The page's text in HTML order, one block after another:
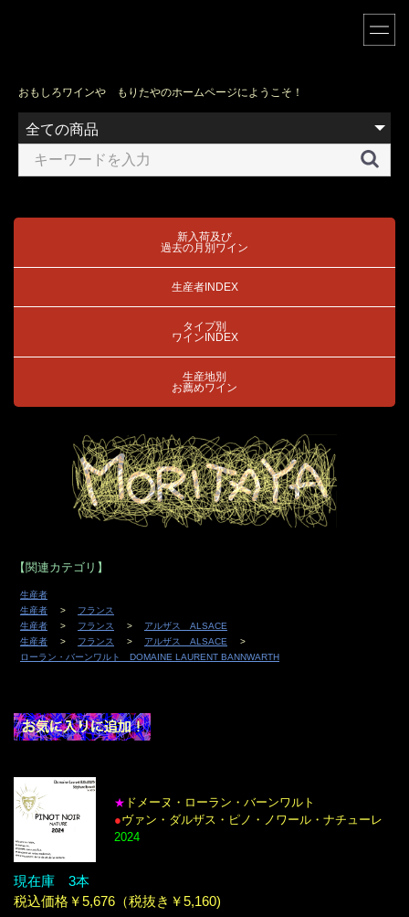
おもしろワインや もりたやのホームページにようこそ！
新入荷及び
過去の月別ワイン
生産者INDEX
タイプ別
ワインINDEX
生産地別
お薦めワイン
【関連カテゴリ】
生産者
生産者
フランス
生産者
フランス
アルザス ALSACE
生産者
フランス
アルザス ALSACE
ローラン・バーンワルト DOMAINE LAURENT BANNWARTH
★ ドメーヌ・ローラン・バーンワルト
●ヴァン・ダルザス・ピノ・ノワール・ナチューレ
2024
現在庫 3本
税込価格￥5,676（税抜き￥5,160)